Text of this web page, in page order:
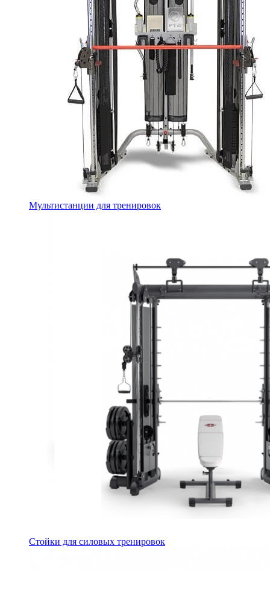
Мультистанции для тренировок
Стойки для силовых тренировок